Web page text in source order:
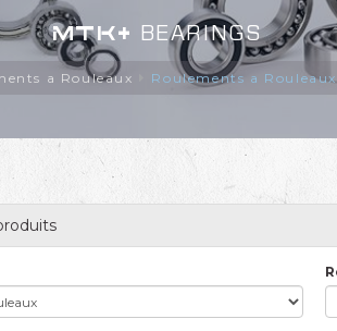
MTK+ BEARINGS
a Rouleaux Roulements a